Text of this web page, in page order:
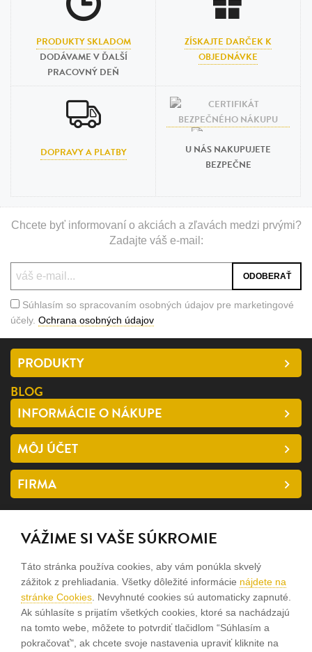
PRODUKTY SKLADOM
DODÁVAME V ĎALŠÍ
PRACOVNÝ DEŇ
ZÍSKAJTE DARČEK K
OBJEDNÁVKE
DOPRAVY A PLATBY
U NÁS NAKUPUJETE
BEZPEČNE
Chcete byť informovaní o akciách a zľavách medzi prvými?
Zadajte váš e-mail:
Súhlasím so spracovaním osobných údajov pre marketingové
účely. Ochrana osobných údajov
PRODUKTY
BLOG
INFORMÁCIE O NÁKUPE
MÔJ ÚČET
FIRMA
SLEDUJTE NÁS
facebook
instagram
Sme rodinná firma a zameriavame sa na predaj hodiniek a
šperkov od roku 1994.
VÁŽIME SI VAŠE SÚKROMIE
Táto stránka používa cookies, aby vám ponúkla skvelý
zážitok z prehliadania. Všetky dôležité informácie nájdete na
stránke Cookies . Nevyhnuté cookies sú automaticky zapnuté.
Ak súhlasíte s prijatím všetkých cookies, ktoré sa nachádzajú
na tomto webe, môžete to potvrdiť tlačidlom “Súhlasím a
pokračovať", ak chcete svoje nastavenia upraviť kliknite na